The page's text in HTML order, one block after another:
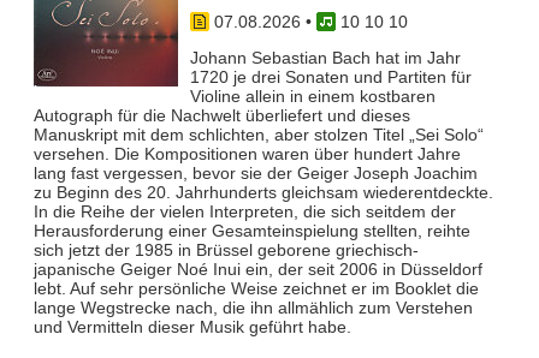
07.08.2026 •
10 10 10
Johann Sebastian Bach hat im Jahr
1720 je drei Sonaten und Partiten für
Violine allein in einem kostbaren
Autograph für die Nachwelt überliefert und dieses
Manuskript mit dem schlichten, aber stolzen Titel „Sei Solo“
versehen. Die Kompositionen waren über hundert Jahre
lang fast vergessen, bevor sie der Geiger Joseph Joachim
zu Beginn des 20. Jahrhunderts gleichsam wiederentdeckte.
In die Reihe der vielen Interpreten, die sich seitdem der
Herausforderung einer Gesamteinspielung stellten, reihte
sich jetzt der 1985 in Brüssel geborene griechisch-
japanische Geiger Noé Inui ein, der seit 2006 in Düsseldorf
lebt. Auf sehr persönliche Weise zeichnet er im Booklet die
lange Wegstrecke nach, die ihn allmählich zum Verstehen
und Vermitteln dieser Musik geführt habe.